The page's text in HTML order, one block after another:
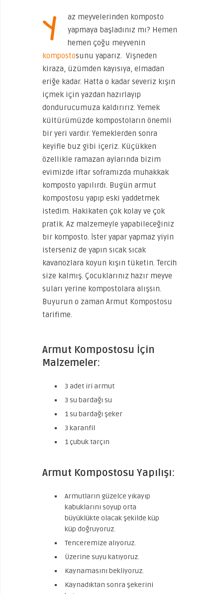
Y
az meyvelerinden komposto
yapmaya başladınız mı? Hemen
hemen çoğu meyvenin
kompostosunu yaparız. Vişneden
kiraza, üzümden kayısıya, elmadan
eriğe kadar. Hatta o kadar severiz kışın
içmek için yazdan hazırlayıp
dondurucumuza kaldırırız. Yemek
kültürümüzde kompostoların önemli
bir yeri vardır. Yemeklerden sonra
keyifle buz gibi içeriz. Küçükken
özellikle ramazan aylarında bizim
evimizde iftar soframızda muhakkak
komposto yapılırdı. Bugün armut
kompostosu yapıp eski yaddetmek
istedim. Hakikaten çok kolay ve çok
pratik. Az malzemeyle yapabileceğiniz
bir komposto. İster yapar yapmaz yiyin
isterseniz de yapın sıcak sıcak
kavanozlara koyun kışın tüketin. Tercih
size kalmış. Çocuklarınız hazır meyve
suları yerine kompostolara alışsın.
Buyurun o zaman Armut Kompostosu
tarifime.
Armut Kompostosu İçin
Malzemeler:
3 adet iri armut
3 su bardağı su
1 su bardağı şeker
3 karanfil
1 çubuk tarçın
Armut Kompostosu Yapılışı:
Armutların güzelce yıkayıp
kabuklarını soyup orta
büyüklükte olacak şekilde küp
küp doğruyoruz.
Tenceremize alıyoruz.
Üzerine suyu katıyoruz.
Kaynamasını bekliyoruz.
Kaynadıktan sonra şekerini